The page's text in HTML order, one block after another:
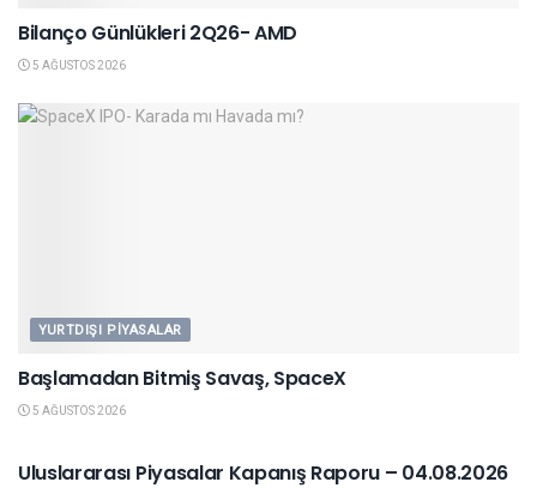
Bilanço Günlükleri 2Q26- AMD
5 AĞUSTOS 2026
YURTDIŞI PIYASALAR
Başlamadan Bitmiş Savaş, SpaceX
5 AĞUSTOS 2026
Uluslararası Piyasalar Kapanış Raporu – 04.08.2026